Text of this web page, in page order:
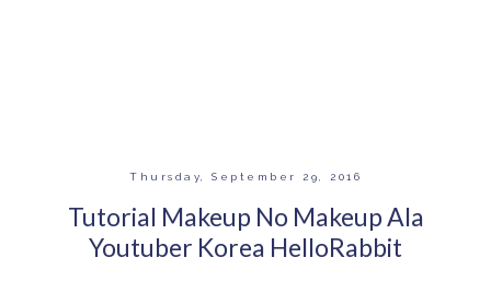
Thursday, September 29, 2016
Tutorial Makeup No Makeup Ala
Youtuber Korea HelloRabbit